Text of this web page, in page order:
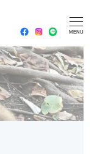
MENU